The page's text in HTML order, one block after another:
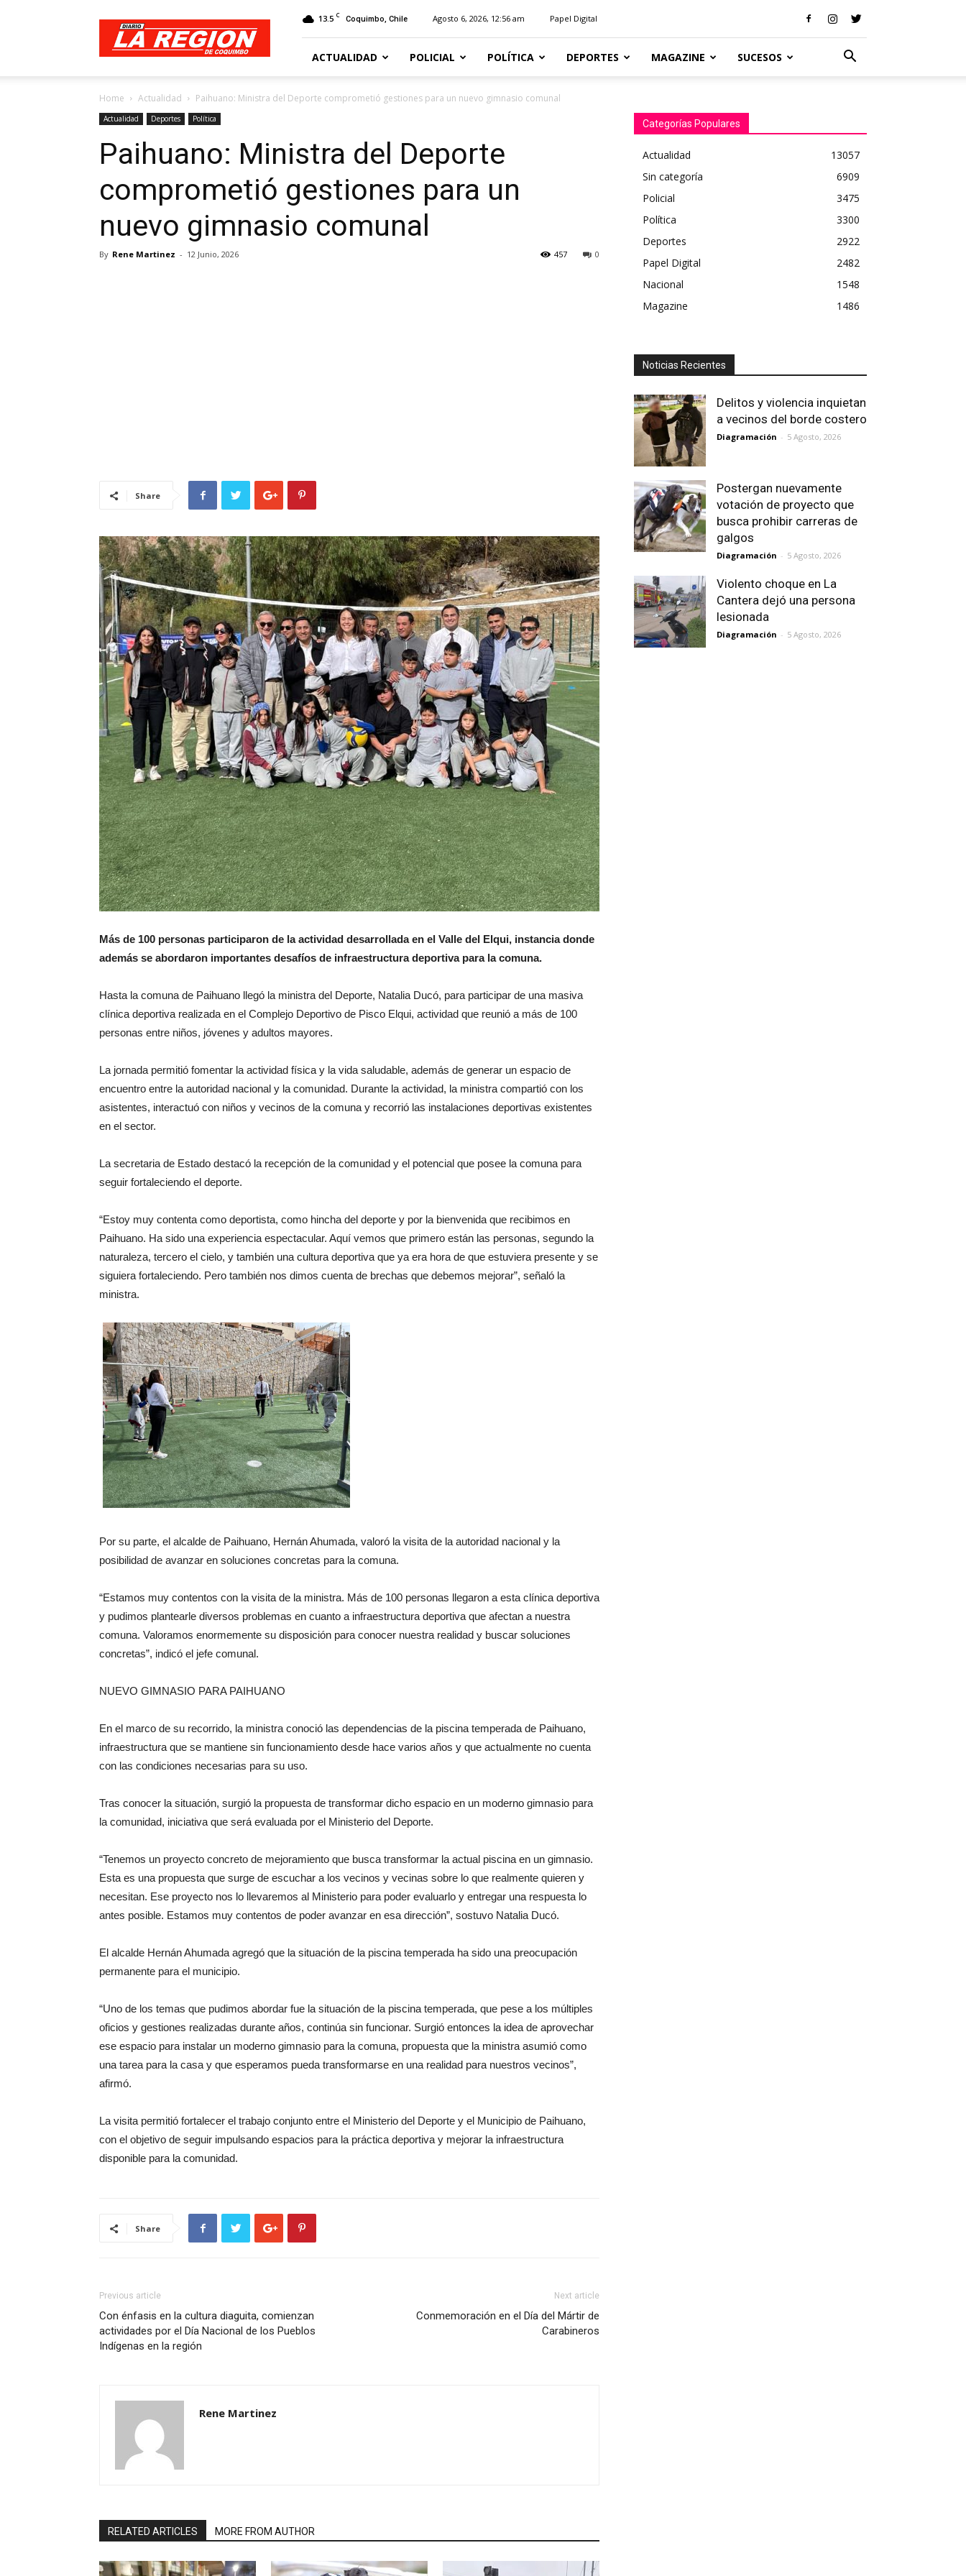
Diario
Región
13.5 C Coquimbo, Chile Agosto 6, 2026, 12:56 am Papel Digital
ACTUALIDAD POLICIAL POLÍTICA DEPORTES MAGAZINE SUCESOS
Home Actualidad Paihuano: Ministra del Deporte comprometió gestiones para un nuevo gimnasio comunal
Actualidad Deportes Política
Paihuano: Ministra del Deporte
comprometió gestiones para un
nuevo gimnasio comunal
By Rene Martinez - 12 Junio, 2026 0
457
Share
Más de 100 personas participaron de la actividad desarrollada en el Valle del Elqui, instancia donde
además se abordaron importantes desafíos de infraestructura deportiva para la comuna.
Hasta la comuna de Paihuano llegó la ministra del Deporte, Natalia Ducó, para participar de una masiva
clínica deportiva realizada en el Complejo Deportivo de Pisco Elqui, actividad que reunió a más de 100
personas entre niños, jóvenes y adultos mayores.
La jornada permitió fomentar la actividad física y la vida saludable, además de generar un espacio de
encuentro entre la autoridad nacional y la comunidad. Durante la actividad, la ministra compartió con los
asistentes, interactuó con niños y vecinos de la comuna y recorrió las instalaciones deportivas existentes
en el sector.
La secretaria de Estado destacó la recepción de la comunidad y el potencial que posee la comuna para
seguir fortaleciendo el deporte.
“Estoy muy contenta como deportista, como hincha del deporte y por la bienvenida que recibimos en
Paihuano. Ha sido una experiencia espectacular. Aquí vemos que primero están las personas, segundo la
naturaleza, tercero el cielo, y también una cultura deportiva que ya era hora de que estuviera presente y se
siguiera fortaleciendo. Pero también nos dimos cuenta de brechas que debemos mejorar”, señaló la
ministra.
Por su parte, el alcalde de Paihuano, Hernán Ahumada, valoró la visita de la autoridad nacional y la
posibilidad de avanzar en soluciones concretas para la comuna.
“Estamos muy contentos con la visita de la ministra. Más de 100 personas llegaron a esta clínica deportiva
y pudimos plantearle diversos problemas en cuanto a infraestructura deportiva que afectan a nuestra
comuna. Valoramos enormemente su disposición para conocer nuestra realidad y buscar soluciones
concretas”, indicó el jefe comunal.
NUEVO GIMNASIO PARA PAIHUANO
En el marco de su recorrido, la ministra conoció las dependencias de la piscina temperada de Paihuano,
infraestructura que se mantiene sin funcionamiento desde hace varios años y que actualmente no cuenta
con las condiciones necesarias para su uso.
Tras conocer la situación, surgió la propuesta de transformar dicho espacio en un moderno gimnasio para
la comunidad, iniciativa que será evaluada por el Ministerio del Deporte.
“Tenemos un proyecto concreto de mejoramiento que busca transformar la actual piscina en un gimnasio.
Esta es una propuesta que surge de escuchar a los vecinos y vecinas sobre lo que realmente quieren y
necesitan. Ese proyecto nos lo llevaremos al Ministerio para poder evaluarlo y entregar una respuesta lo
antes posible. Estamos muy contentos de poder avanzar en esa dirección”, sostuvo Natalia Ducó.
El alcalde Hernán Ahumada agregó que la situación de la piscina temperada ha sido una preocupación
permanente para el municipio.
“Uno de los temas que pudimos abordar fue la situación de la piscina temperada, que pese a los múltiples
oficios y gestiones realizadas durante años, continúa sin funcionar. Surgió entonces la idea de aprovechar
ese espacio para instalar un moderno gimnasio para la comuna, propuesta que la ministra asumió como
una tarea para la casa y que esperamos pueda transformarse en una realidad para nuestros vecinos”,
afirmó.
La visita permitió fortalecer el trabajo conjunto entre el Ministerio del Deporte y el Municipio de Paihuano,
con el objetivo de seguir impulsando espacios para la práctica deportiva y mejorar la infraestructura
disponible para la comunidad.
Share
Previous article
Con énfasis en la cultura diaguita, comienzan
actividades por el Día Nacional de los Pueblos
Indígenas en la región
Next article
Conmemoración en el Día del Mártir de
Carabineros
Rene Martinez
RELATED ARTICLES MORE FROM AUTHOR
Categorías Populares
Actualidad
13057
Sin categoría
6909
Policial
3475
Política
3300
Deportes
2922
Papel Digital
2482
Nacional
1548
Magazine
1486
Noticias Recientes
Delitos y violencia inquietan
a vecinos del borde costero
Diagramación - 5 Agosto, 2026
Postergan nuevamente
votación de proyecto que
busca prohibir carreras de
galgos
Diagramación - 5 Agosto, 2026
Violento choque en La
Cantera dejó una persona
lesionada
Diagramación - 5 Agosto, 2026